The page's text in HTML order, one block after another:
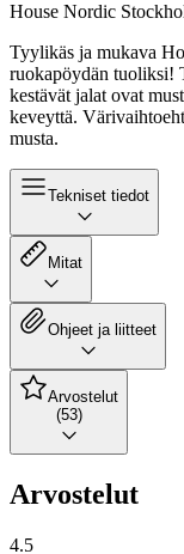
House Nordic
Tyylikäs ja mukava
ruokapöydän tuoliksi!
kestävät jalat ovat
keveyttä.
musta.
Tekniset tiedot
Mitat
Ohjeet ja liitteet
Arvostelut
(53)
Arvostelut
4.5